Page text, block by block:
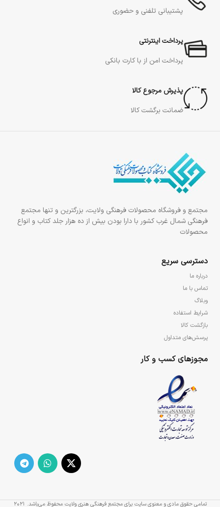
پشتیبانی تلفنی و حضوری
پرداخت اینترنتی
پرداخت امن از با کارت بانکی
پذیرش مرجوع کالا
ضمانت برگشت کالا
مجتمع و فروشگاه محصولات فرهنگی ولایت، بزرگترین و تنها مجتمع
فرهنگی شمال غرب کشور با دارا بودن بیش از ده هزار جلد کتاب و انواع
محصولات
دسترسی سریع
درباره ما
تماس با ما
وبلاگ
شرایط استفاده
بازگشت کالا
پرسش‌های متداول
مجوزهای کسب و کار
تمامی حقوق مادی و معنوی سایت برای مجتمع فرهنگی هنری ولایت محفوظ می‌باشد. 2021